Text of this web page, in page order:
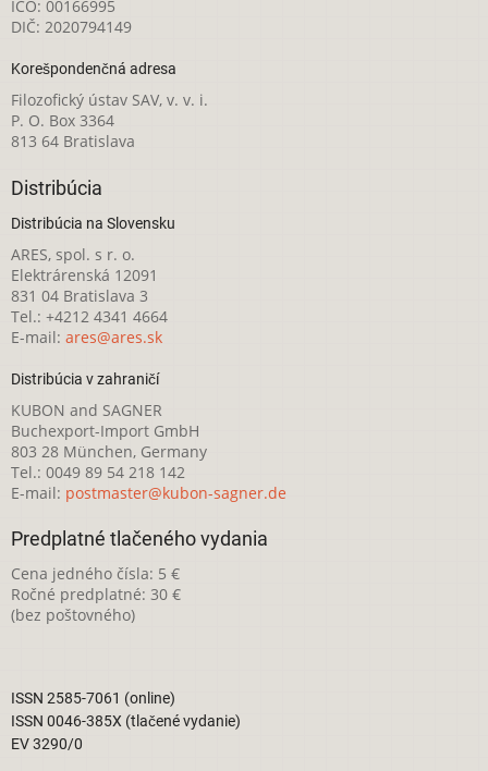
IČO: 00166995
DIČ: 2020794149
Korešpondenčná adresa
Filozofický ústav SAV, v. v. i.
P. O. Box 3364
813 64 Bratislava
Distribúcia
Distribúcia na Slovensku
ARES, spol. s r. o.
Elektrárenská 12091
831 04 Bratislava 3
Tel.: +4212 4341 4664
E-mail: ares@ares.sk
Distribúcia v zahraničí
KUBON and SAGNER
Buchexport-Import GmbH
803 28 München, Germany
Tel.: 0049 89 54 218 142
E-mail: postmaster@kubon-sagner.de
Predplatné tlačeného vydania
Cena jedného čísla: 5 €
Ročné predplatné: 30 €
(bez poštovného)
ISSN 2585-7061 (online)
ISSN 0046-385X (tlačené vydanie)
EV 3290/0